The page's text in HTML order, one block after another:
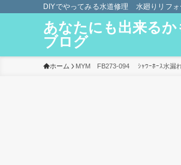
DIYでやってみる水道修理 水廻りリフォ
あなたにも出来る
ブログ
ホーム MYM FB273-094 ｼｬﾜｰﾎｰｽ水漏